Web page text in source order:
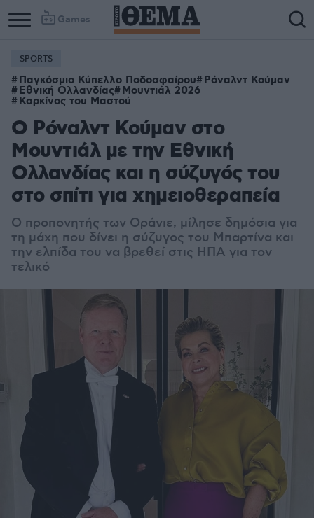
Games
Column
1
Column
2
SPORTS
Παγκόσμιο Κύπελλο Ποδοσφαίρου Ρόναλντ Κούμαν
Εθνική Ολλανδίας Μουντιάλ 2026
Καρκίνος του Μαστού
Ο Ρόναλντ Κούμαν στο
Μουντιάλ με την Εθνική
Ολλανδίας και η σύζυγός του
στο σπίτι για χημειοθεραπεία
Ο προπονητής των Οράνιε, μίλησε δημόσια για
τη μάχη που δίνει η σύζυγος του Μπαρτίνα και
την ελπίδα του να βρεθεί στις ΗΠΑ για τον
τελικό